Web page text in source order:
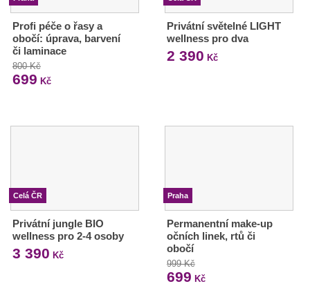
Profi péče o řasy a
obočí: úprava, barvení
či laminace
800 Kč
699 Kč
Privátní světelné LIGHT
wellness pro dva
2 390 Kč
Celá ČR
Privátní jungle BIO
wellness pro 2-4 osoby
3 390 Kč
Praha
Permanentní make-up
očních linek, rtů či
obočí
999 Kč
699 Kč